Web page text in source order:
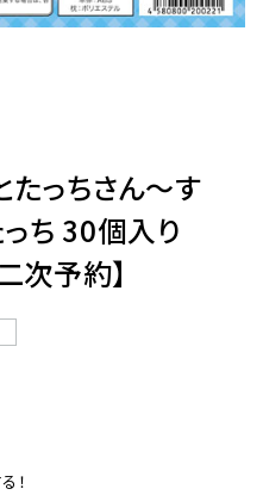
たっちさん～す
ち 30個入り
次予約】
！